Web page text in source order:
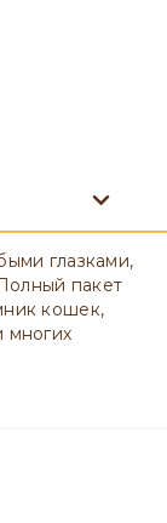
глазками,
пакет
кошек,
многих